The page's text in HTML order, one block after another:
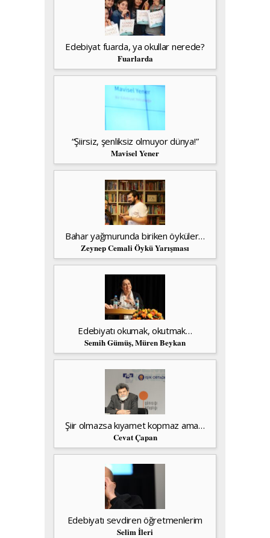
Edebiyat fuarda, ya okullar nerede?
Fuarlarda
“Şiirsiz, şenliksiz olmuyor dünya!”
Mavisel Yener
Bahar yağmurunda biriken öyküler…
Zeynep Cemali Öykü Yarışması
Edebiyatı okumak, okutmak…
Semih Gümüş, Müren Beykan
Şiir olmazsa kıyamet kopmaz ama…
Cevat Çapan
Edebiyatı sevdiren öğretmenlerim
Selim İleri